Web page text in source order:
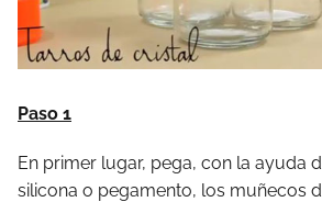
Paso 1
En primer lugar, pega, con la ayuda
silicona o pegamento, los muñecos